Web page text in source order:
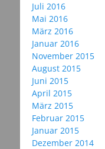
Juli 2016
Mai 2016
März 2016
Januar 2016
November 2015
August 2015
Juni 2015
April 2015
März 2015
Februar 2015
Januar 2015
Dezember 2014